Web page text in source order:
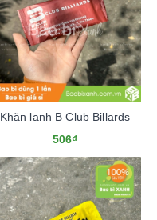
Khăn lạnh B Club Billards
506₫